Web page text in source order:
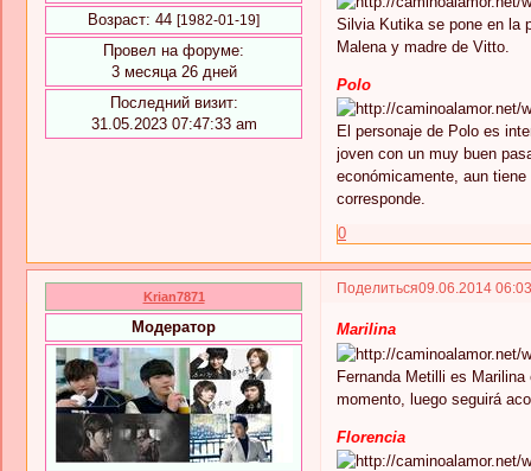
Возраст: 44 [1982-01-19]
Провел на форуме:
3 месяца 26 дней
Последний визит:
31.05.2023 07:47:33 am
Silvia Kutika se pone en la
Malena y madre de Vitto.
Polo
El personaje de Polo es
joven con un muy buen
económicamente, aun
corresponde.
0
Поделиться09.06.2014
Krian7871
Модератор Marilina
Fernanda Metilli es
momento, luego seguirá
Florencia